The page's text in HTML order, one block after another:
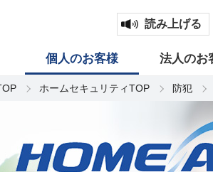
読み上げる
個人のお客様 法人のお
ホームセキュリティTOP 防犯